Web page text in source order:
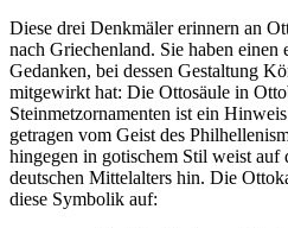
Diese drei Denkmäler erinnern an
nach Griechenland. Sie haben einen
Gedanken, bei dessen Gestaltung
mitgewirkt hat: Die Ottosäule in
Steinmetzornamenten ist ein
getragen vom Geist des
hingegen in gotischem Stil weist auf
deutschen Mittelalters hin. Die
diese Symbolik auf: